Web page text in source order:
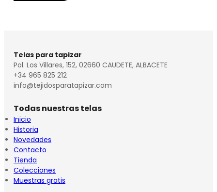
Telas para tapizar
Pol. Los Villares, 152, 02660 CAUDETE, ALBACETE
+34 965 825 212
info@tejidosparatapizar.com
Todas nuestras telas
Inicio
Historia
Novedades
Contacto
Tienda
Colecciones
Muestras gratis